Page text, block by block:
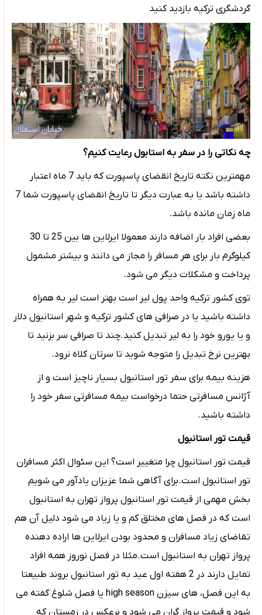
گردشگری ترکیه بازدید کنید
چه نکاتی را در سفر به استابول رعایت کنیم؟
مهمترین نکته تاریخ انقضای پاسپورت که باید 7 ماه اعتبار
داشته باشد یا به عبارت دیگر تا تاریخ انقضای پاسپورت شما 7
ماه زمان مانده باشد.
بعضی افراد بار اضافه دارند معمولا ایرلاین ها بین 25 تا 30
کیلوگرم بار برای هر مسافر را مجاز می دانند و بیشتر مشمول
پرداخت و مشکلات دیگر می شود.
توی کشور ترکیه واحد پول لیر است بهتر است لیر به همراه
داشته باشید یا در صرافی های کشور ترکیه و شهر استانبول دلار
و یا یورو خود را به لیر تبدیل کنید.چند تا صرافی سر بزنید تا
بهترین نرخ تبدیل را متوجه شوید تا سرتان کلاه نرود.
هزینه بیمه برای سفر تور استانبول بسیار ناچیز است و از
آژانس مسافرتی حتما درخواست بیمه مسافرتی سفر خود را
داشته باشید.
قیمت تور استانبول
قیمت تور استانبول چرا متغییر است؟ این سئوال اکثر مسافران
تور استانبول است.برای آگاهی شما عزیزان یادآور می شویم
بخش مهمی از قیمت تور استانبول پرواز تهران به استانبول
است که در فصل های مختلق کم و یا زیاد می شود دلیل آن هم
تقاضای زیاد مسافران و محدود بودن ایرلاین ها اراده دهنده
پرواز تهران به استانبول است.مثلا در فصل نوروز همه افراد
تمایل دارند در 2 هفته اول عید به تور استانبول بروند طبیعتا
به این فصل، های سیزنhigh season یا فصل شلوغ گفته می
شود و قیمت پرواز گران می شود و برعکس در زمستان که